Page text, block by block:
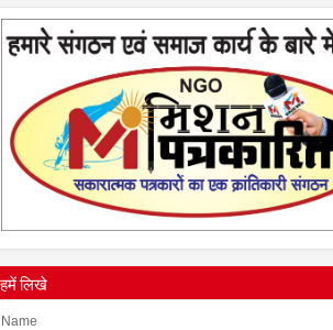
स्त्रियां गुरु क्यों नही बन सकती
2022 0
हमें लिखे
Name